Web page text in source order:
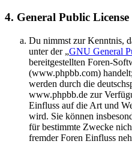
4. General Public License
Du nimmst zur Kenntnis,
unter der „GNU General
bereitgestellten Foren-
(www.phpbb.com)
werden durch die
www.phpbb.de zur
Einfluss auf die Art und
wird. Sie können
für bestimmte Zwecke
fremder Foren Einfluss